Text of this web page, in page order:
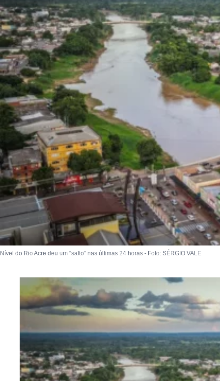
Nível do Rio Acre deu um “salto” nas últimas 24 horas - Foto: SÉRGIO VALE